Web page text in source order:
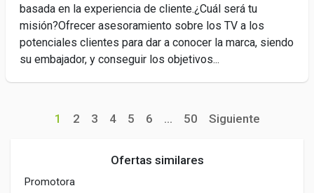
basada en la experiencia de cliente.¿Cuál será tu
misión?Ofrecer asesoramiento sobre los TV a los
potenciales clientes para dar a conocer la marca, siendo
su embajador, y conseguir los objetivos...
1 2 3 4 5 6 ... 50 Siguiente
Ofertas similares
Promotora